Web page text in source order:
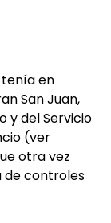
tenía en
San Juan,
y del Servicio
(ver
otra vez
de controles